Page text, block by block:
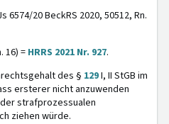
6574/20 BeckRS 2020, 50512, Rn.
16) = HRRS 2021 Nr. 927.
des § 129I, II StGB im
ersterer nicht anzuwenden
strafprozessualen
ziehen würde.